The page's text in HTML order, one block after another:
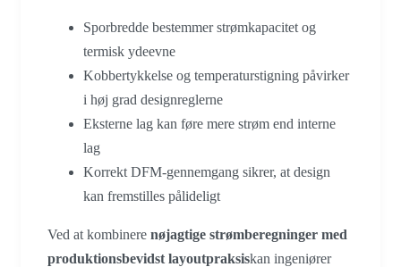
Sporbredde bestemmer strømkapacitet og
termisk ydeevne
Kobbertykkelse og temperaturstigning påvirker
i høj grad designreglerne
Eksterne lag kan føre mere strøm end interne
lag
Korrekt DFM-gennemgang sikrer, at design
kan fremstilles pålideligt
Ved at kombinere nøjagtige strømberegninger med
produktionsbevidst layoutpraksiskan ingeniører